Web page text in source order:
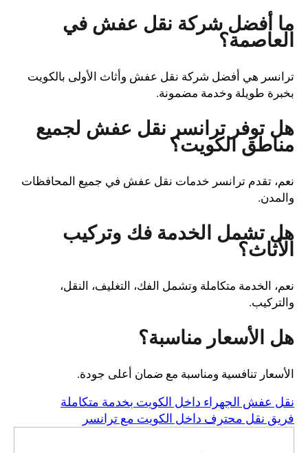
ما أفضل شركة نقل عفش في
العاصمة؟
ترانسر هي أفضل شركة نقل عفش وأثاث الأولى بالكويت
بخبرة طويلة وخدمة مضمونة.
هل توفر ترانسر نقل عفش لجميع
مناطق الكويت؟
نعم، تقدم ترانسر خدمات نقل عفش في جميع المحافظات
والمدن.
هل تشمل الخدمة فك وتركيب
الأثاث؟
نعم، الخدمة متكاملة وتشمل الفك، التغليف، النقل،
والتركيب.
هل الأسعار مناسبة؟
الأسعار تنافسية ومناسبة مع ضمان أعلى جودة.
نقل عفش الجهراء داخل الكويت بخدمة متكاملة
فريق نقل محترف داخل الكويت مع ترانسر